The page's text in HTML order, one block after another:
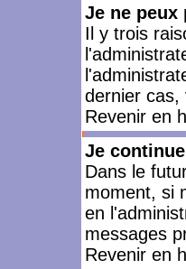
Je ne peux
Il y trois
dernier cas,
Revenir en
Je
Dans le
moment, si
en
messages
Revenir en